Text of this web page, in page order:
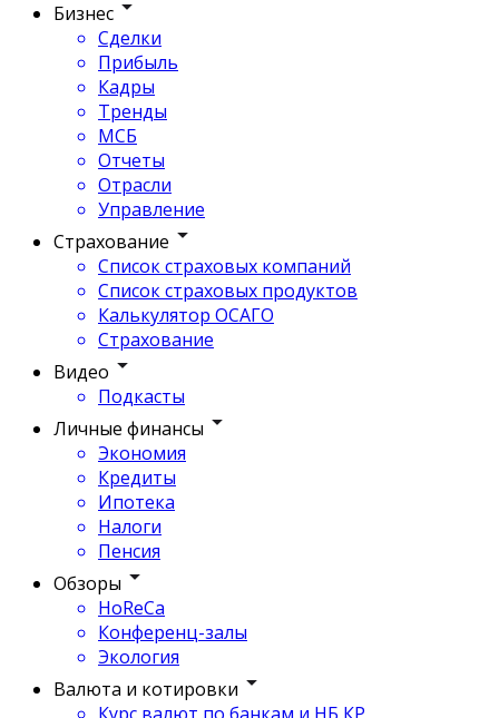
Бизнес
Сделки
Прибыль
Кадры
Тренды
МСБ
Отчеты
Отрасли
Управление
Страхование
Список страховых компаний
Список страховых продуктов
Калькулятор ОСАГО
Страхование
Видео
Подкасты
Личные финансы
Экономия
Кредиты
Ипотека
Налоги
Пенсия
Обзоры
HoReCa
Конференц-залы
Экология
Валюта и котировки